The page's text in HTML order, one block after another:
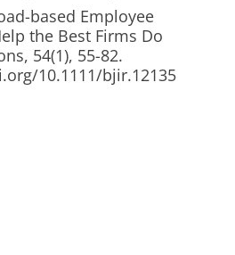
based Employee
the Best Firms Do
54(1), 55-82.
10.1111/bjir.12135